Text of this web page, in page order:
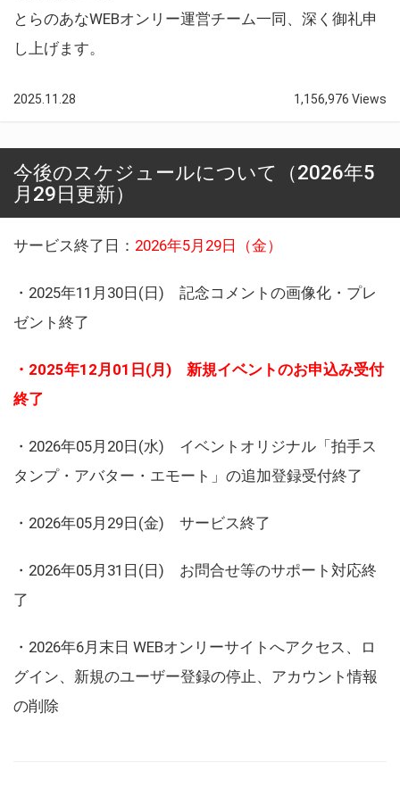
とらのあなWEBオンリー運営チーム一同、深く御礼申
し上げます。
2025.11.28 1,156,976 Views
今後のスケジュールについて（2026年5
月29日更新）
サービス終了日： 2026年5月29日（金）
・2025年11月30日(日) 記念コメントの画像化・プレ
ゼント終了
・2025年12月01日(月) 新規イベントのお申込み受付
終了
・2026年05月20日(水) イベントオリジナル「拍手ス
タンプ・アバター・エモート」の追加登録受付終了
・2026年05月29日(金) サービス終了
・2026年05月31日(日) お問合せ等のサポート対応終
了
・2026年6月末日 WEBオンリーサイトへアクセス、ロ
グイン、新規のユーザー登録の停止、アカウント情報
の削除